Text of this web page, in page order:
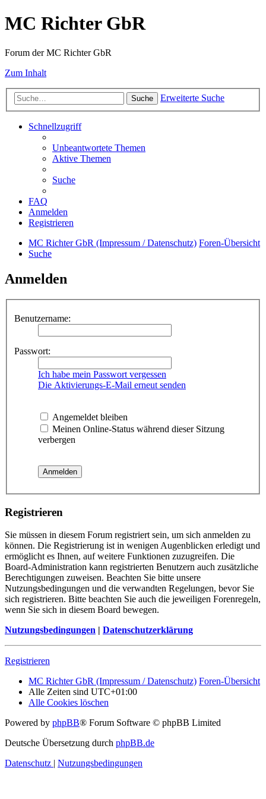
MC Richter GbR
Forum der MC Richter GbR
Zum Inhalt
Suche Erweiterte Suche
Schnellzugriff
Unbeantwortete Themen
Aktive Themen
Suche
FAQ
Anmelden
Registrieren
MC Richter GbR (Impressum / Datenschutz) Foren-Übersicht
Suche
Anmelden
Benutzername:
Passwort:
Ich habe mein Passwort vergessen
Die Aktivierungs-E-Mail erneut senden
Angemeldet bleiben
Meinen Online-Status während dieser Sitzung
verbergen
Registrieren
Sie müssen in diesem Forum registriert sein, um sich anmelden zu
können. Die Registrierung ist in wenigen Augenblicken erledigt und
ermöglicht es Ihnen, auf weitere Funktionen zuzugreifen. Die
Board-Administration kann registrierten Benutzern auch zusätzliche
Berechtigungen zuweisen. Beachten Sie bitte unsere
Nutzungsbedingungen und die verwandten Regelungen, bevor Sie
sich registrieren. Bitte beachten Sie auch die jeweiligen Forenregeln,
wenn Sie sich in diesem Board bewegen.
Nutzungsbedingungen | Datenschutzerklärung
Registrieren
MC Richter GbR (Impressum / Datenschutz) Foren-Übersicht
Alle Zeiten sind UTC+01:00
Alle Cookies löschen
Powered by phpBB® Forum Software © phpBB Limited
Deutsche Übersetzung durch phpBB.de
Datenschutz | Nutzungsbedingungen